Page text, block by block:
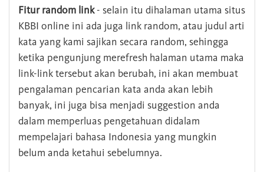
Fitur random link- selain itu dihalaman utama situs
KBBI online ini ada juga link random, atau judul arti
kata yang kami sajikan secara random, sehingga
ketika pengunjung merefresh halaman utama maka
link-link tersebut akan berubah, ini akan membuat
pengalaman pencarian kata anda akan lebih
banyak, ini juga bisa menjadi suggestion anda
dalam memperluas pengetahuan didalam
mempelajari bahasa Indonesia yang mungkin
belum anda ketahui sebelumnya.